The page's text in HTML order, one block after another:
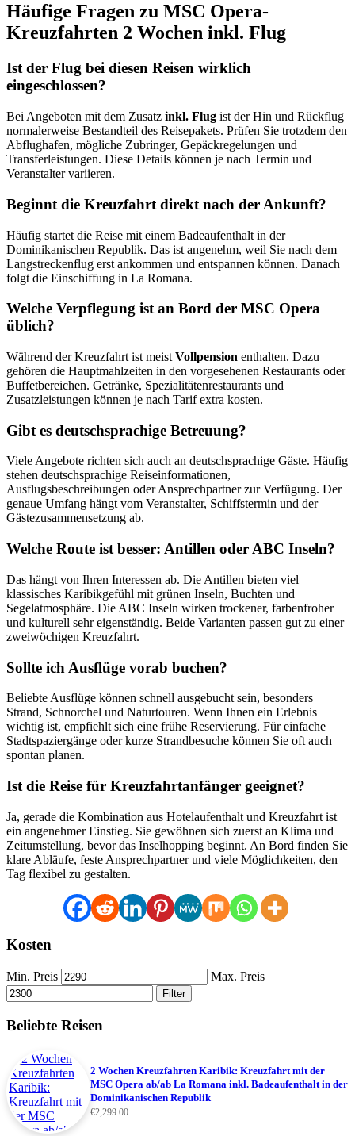
Häufige Fragen zu MSC Opera-
Kreuzfahrten 2 Wochen inkl. Flug
Ist der Flug bei diesen Reisen wirklich
eingeschlossen?
Bei Angeboten mit dem Zusatz inkl. Flug ist der Hin und Rückflug
normalerweise Bestandteil des Reisepakets. Prüfen Sie trotzdem den
Abflughafen, mögliche Zubringer, Gepäckregelungen und
Transferleistungen. Diese Details können je nach Termin und
Veranstalter variieren.
Beginnt die Kreuzfahrt direkt nach der Ankunft?
Häufig startet die Reise mit einem Badeaufenthalt in der
Dominikanischen Republik. Das ist angenehm, weil Sie nach dem
Langstreckenflug erst ankommen und entspannen können. Danach
folgt die Einschiffung in La Romana.
Welche Verpflegung ist an Bord der MSC Opera
üblich?
Während der Kreuzfahrt ist meist Vollpension enthalten. Dazu
gehören die Hauptmahlzeiten in den vorgesehenen Restaurants oder
Buffetbereichen. Getränke, Spezialitätenrestaurants und
Zusatzleistungen können je nach Tarif extra kosten.
Gibt es deutschsprachige Betreuung?
Viele Angebote richten sich auch an deutschsprachige Gäste. Häufig
stehen deutschsprachige Reiseinformationen,
Ausflugsbeschreibungen oder Ansprechpartner zur Verfügung. Der
genaue Umfang hängt vom Veranstalter, Schiffstermin und der
Gästezusammensetzung ab.
Welche Route ist besser: Antillen oder ABC Inseln?
Das hängt von Ihren Interessen ab. Die Antillen bieten viel
klassisches Karibikgefühl mit grünen Inseln, Buchten und
Segelatmosphäre. Die ABC Inseln wirken trockener, farbenfroher
und kulturell sehr eigenständig. Beide Varianten passen gut zu einer
zweiwöchigen Kreuzfahrt.
Sollte ich Ausflüge vorab buchen?
Beliebte Ausflüge können schnell ausgebucht sein, besonders
Strand, Schnorchel und Naturtouren. Wenn Ihnen ein Erlebnis
wichtig ist, empfiehlt sich eine frühe Reservierung. Für einfache
Stadtspaziergänge oder kurze Strandbesuche können Sie oft auch
spontan planen.
Ist die Reise für Kreuzfahrtanfänger geeignet?
Ja, gerade die Kombination aus Hotelaufenthalt und Kreuzfahrt ist
ein angenehmer Einstieg. Sie gewöhnen sich zuerst an Klima und
Zeitumstellung, bevor das Inselhopping beginnt. An Bord finden Sie
klare Abläufe, feste Ansprechpartner und viele Möglichkeiten, den
Tag flexibel zu gestalten.
Kosten
Min. Preis Max. Preis
Filter
Beliebte Reisen
2 Wochen Kreuzfahrten Karibik: Kreuzfahrt mit der
MSC Opera ab/ab La Romana inkl. Badeaufenthalt in der
Dominikanischen Republik
€2,299.00